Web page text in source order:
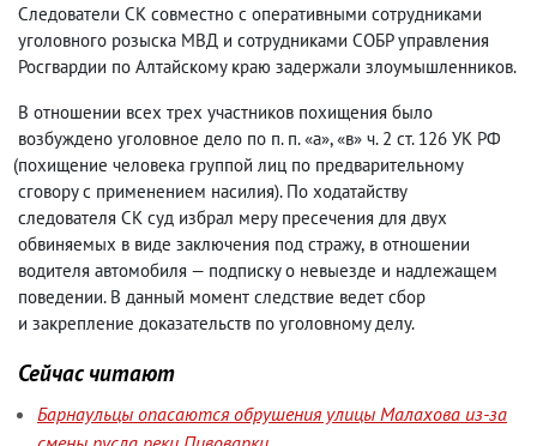
Следователи СК совместно с оперативными сотрудниками
уголовного розыска МВД и сотрудниками СОБР управления
Росгвардии по Алтайскому краю задержали злоумышленников.
В отношении всех трех участников похищения было
возбуждено уголовное дело по п. п. «а», «в» ч. 2 ст. 126 УК РФ
(похищение человека группой лиц по предварительному
сговору с применением насилия). По ходатайству
следователя СК суд избрал меру пресечения для двух
обвиняемых в виде заключения под стражу, в отношении
водителя автомобиля — подписку о невыезде и надлежащем
поведении. В данный момент следствие ведет сбор
и закрепление доказательств по уголовному делу.
Сейчас читают
Барнаульцы опасаются обрушения улицы Малахова из-за